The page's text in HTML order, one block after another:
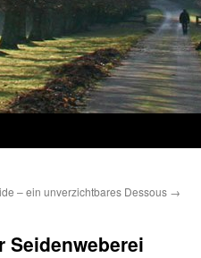
– ein unverzichtbares Dessous →
Seidenweberei